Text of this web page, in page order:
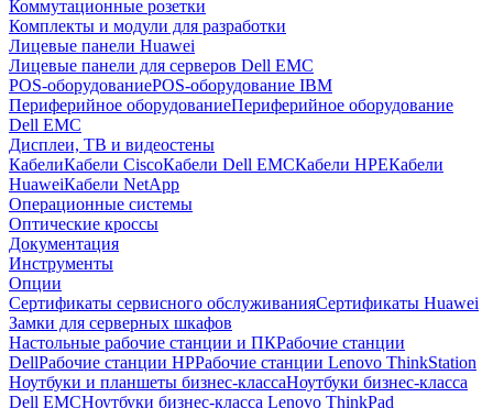
Коммутационные розетки
Комплекты и модули для разработки
Лицевые панели Huawei
Лицевые панели для серверов Dell EMC
POS-оборудованиеPOS-оборудование IBM
Периферийное оборудованиеПериферийное оборудование
Dell EMC
Дисплеи, ТВ и видеостены
КабелиКабели CiscoКабели Dell EMCКабели HPEКабели
HuaweiКабели NetApp
Операционные системы
Оптические кроссы
Документация
Инструменты
Опции
Сертификаты сервисного обслуживанияСертификаты Huawei
Замки для серверных шкафов
Настольные рабочие станции и ПКРабочие станции
DellРабочие станции HPРабочие станции Lenovo ThinkStation
Ноутбуки и планшеты бизнес-классаНоутбуки бизнес-класса
Dell EMCНоутбуки бизнес-класса Lenovo ThinkPad